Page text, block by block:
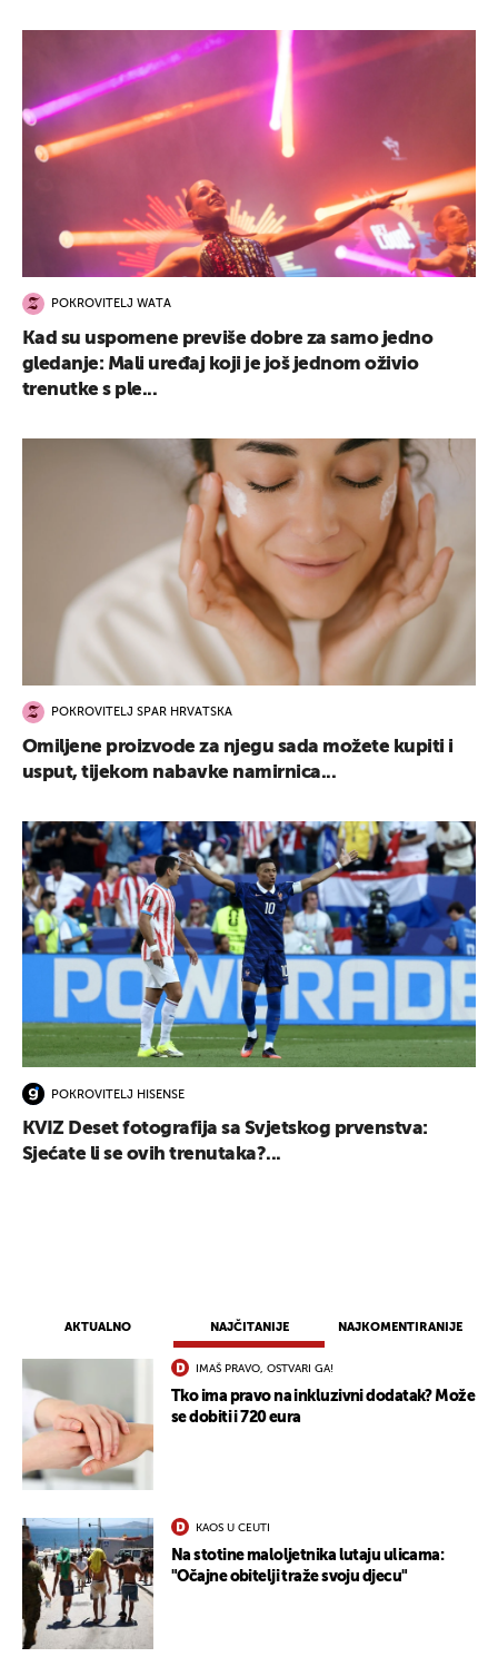
AKTUALNO NAJČITANIJE NAJKOMENTIRANIJE
IMAŠ PRAVO, OSTVARI GA!
Tko ima pravo na inkluzivni dodatak? Može
se dobiti i 720 eura
KAOS U CEUTI
Na stotine maloljetnika lutaju ulicama:
"Očajne obitelji traže svoju djecu"
POKROVITELJ WATA
Kad su uspomene previše dobre za samo jedno
gledanje: Mali uređaj koji je još jednom oživio
trenutke s ple...
POKROVITELJ SPAR HRVATSKA
Omiljene proizvode za njegu sada možete kupiti i
usput, tijekom nabavke namirnica...
POKROVITELJ HISENSE
KVIZ Deset fotografija sa Svjetskog prvenstva:
Sjećate li se ovih trenutaka?...